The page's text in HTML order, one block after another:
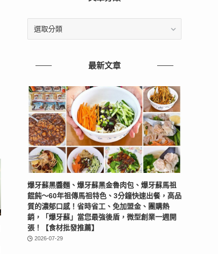
最新文章
爆牙蘇黑醬麵、爆牙蘇黑金魯肉包、爆牙蘇馬祖
餛飩～60年祖傳馬祖特色、3分鐘快速出餐，高品
質的濃郁口感！省時省工、免加盟金、團購熱
銷，「爆牙蘇」當您最強後盾，微型創業一週開
張！【食材批發推薦】
2026-07-29